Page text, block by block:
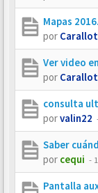
Mapas
por
Ver video
por
consulta
porvalin22
Saber
por cequi -
Pantalla